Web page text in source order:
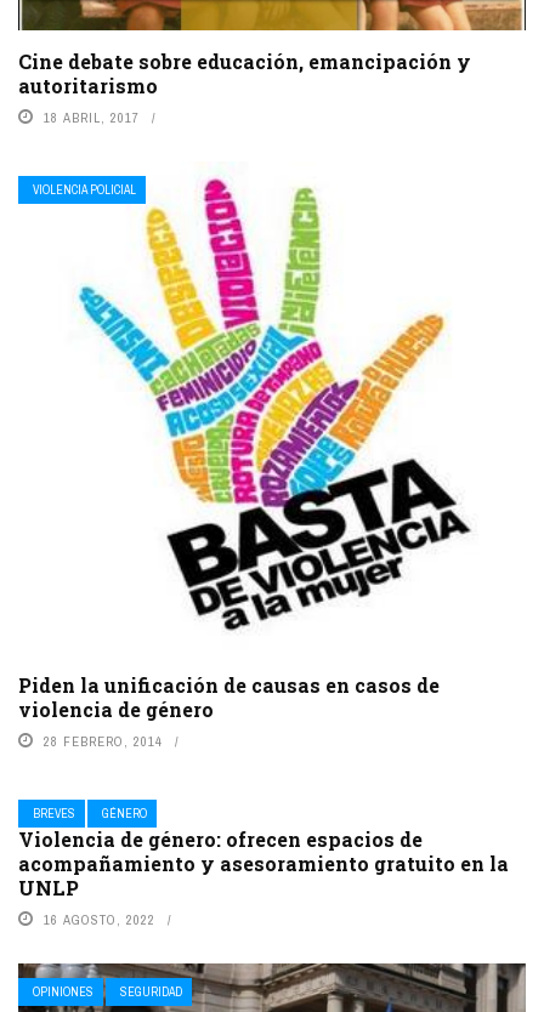
Cine debate sobre educación, emancipación y
autoritarismo
18 ABRIL, 2017
VIOLENCIA POLICIAL
Piden la unificación de causas en casos de
violencia de género
28 FEBRERO, 2014
BREVES GÉNERO
Violencia de género: ofrecen espacios de
acompañamiento y asesoramiento gratuito en la
UNLP
16 AGOSTO, 2022
OPINIONES SEGURIDAD